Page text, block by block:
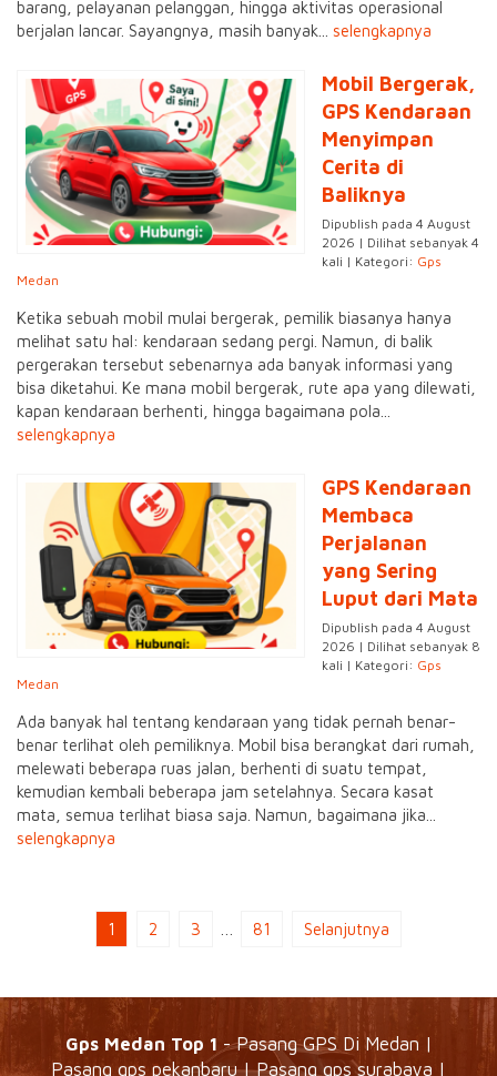
barang, pelayanan pelanggan, hingga aktivitas operasional
berjalan lancar. Sayangnya, masih banyak... selengkapnya
Mobil Bergerak,
GPS Kendaraan
Menyimpan
Cerita di
Baliknya
Dipublish pada 4 August
2026 | Dilihat sebanyak 4
kali | Kategori: Gps
Medan
Ketika sebuah mobil mulai bergerak, pemilik biasanya hanya
melihat satu hal: kendaraan sedang pergi. Namun, di balik
pergerakan tersebut sebenarnya ada banyak informasi yang
bisa diketahui. Ke mana mobil bergerak, rute apa yang dilewati,
kapan kendaraan berhenti, hingga bagaimana pola...
selengkapnya
GPS Kendaraan
Membaca
Perjalanan
yang Sering
Luput dari Mata
Dipublish pada 4 August
2026 | Dilihat sebanyak 8
kali | Kategori: Gps
Medan
Ada banyak hal tentang kendaraan yang tidak pernah benar-
benar terlihat oleh pemiliknya. Mobil bisa berangkat dari rumah,
melewati beberapa ruas jalan, berhenti di suatu tempat,
kemudian kembali beberapa jam setelahnya. Secara kasat
mata, semua terlihat biasa saja. Namun, bagaimana jika...
selengkapnya
1 2 3 81 Selanjutnya
Gps Medan Top 1 - Pasang GPS Di Medan |
Pasang gps pekanbaru | Pasang gps surabaya |